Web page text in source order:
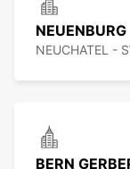
NEUENBURG
NEUCHATEL -
BERN